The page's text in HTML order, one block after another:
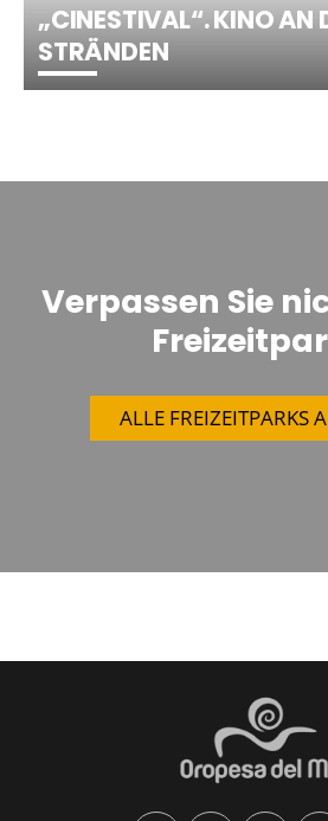
„CINESTIVAL“. KINO AN
STRÄNDEN
Verpassen Sie
ALLE FREIZEITPARKS